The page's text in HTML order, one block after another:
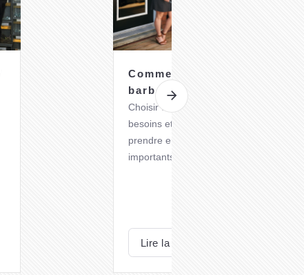
Comment choisir son
barbecue au gaz ?
Choisir un barbecue à gaz
besoins et préférences nécessite de
prendre en compte plusieurs critères
importants.
Lire la suite